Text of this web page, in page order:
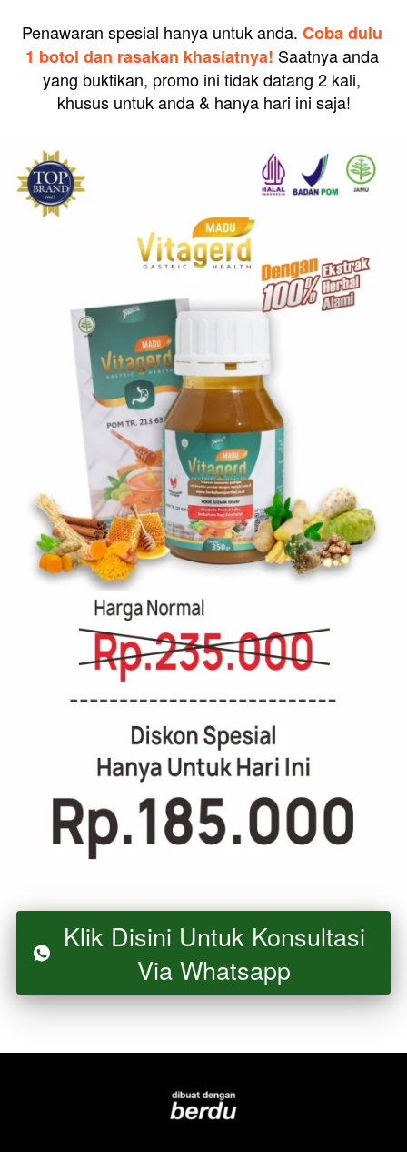
Penawaran spesial hanya untuk anda. Coba dulu
1 botol dan rasakan khasiatnya! Saatnya anda
yang buktikan, promo ini tidak datang 2 kali,
khusus untuk anda & hanya hari ini saja!
`
Klik Disini Untuk Konsultasi
Via Whatsapp